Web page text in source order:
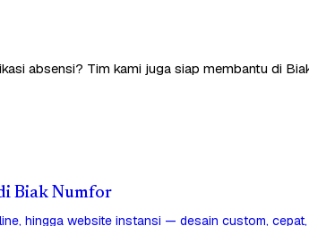
absensi? Tim kami juga siap membantu di
Biak Numfor
hingga website instansi — desain custom, cepat,